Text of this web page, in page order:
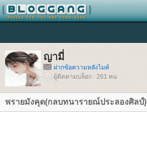
ญามี่
ฝากข้อความหลังไมค์
ผู้ติดตามบล็อก : 261 คน
พรายมังคุด(กลบทนารายณ์ประลองศิลป์)